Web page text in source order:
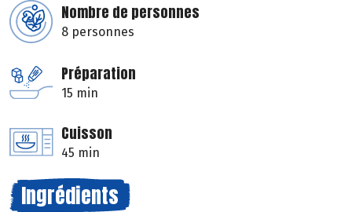
Nombre de personnes
8 personnes
Préparation
15 min
Cuisson
45 min
Ingrédients